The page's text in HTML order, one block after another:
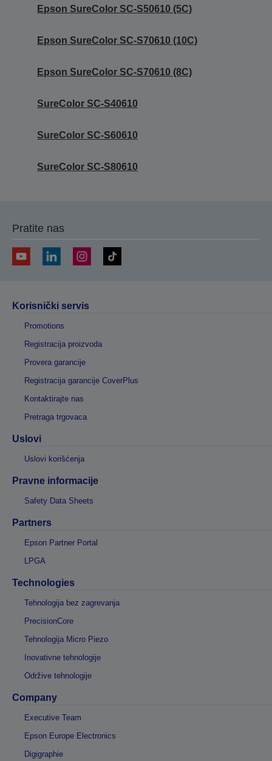
Epson SureColor SC-S50610 (5C)
Epson SureColor SC-S70610 (10C)
Epson SureColor SC-S70610 (8C)
SureColor SC-S40610
SureColor SC-S60610
SureColor SC-S80610
Pratite nas
Korisnički servis
Promotions
Registracija proizvoda
Provera garancije
Registracija garancije CoverPlus
Kontaktirajte nas
Pretraga trgovaca
Uslovi
Uslovi korišćenja
Pravne informacije
Safety Data Sheets
Partners
Epson Partner Portal
LPGA
Technologies
Tehnologija bez zagrevanja
PrecisionCore
Tehnologija Micro Piezo
Inovativne tehnologije
Održive tehnologije
Company
Executive Team
Epson Europe Electronics
Digigraphie